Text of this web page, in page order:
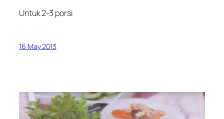
Untuk 2-3 porsi
16 May 2013